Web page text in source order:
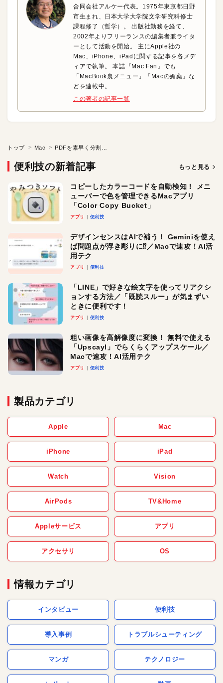
合同会社アルケー代表。1975年東京都日野
市生まれ、日本大学大学院文学研究科修士
課程修了（哲学）。 出版社勤務を経て、
2002年よりフリーランスの編集者兼ライタ
ーとして活動を開始。 主にApple社の
Mac、iPhone、iPadに関する記事を各メデ
ィアで執筆。 本誌『Mac Fan』でも
「MacBook裏メニュー」「Macの媚薬」な
どを連載中。
この著者の記事一覧
トップ Mac
便利技の新着記事 もっと見る
コピーしたカラーコードを自動検知！ メニ
ューバーで色を管理できるMacアプリ
「Color Copy Bucket」
アプリ 便利技
デザインセンスはAIで補う！ Geminiを使え
ば問題点が浮き彫りに⁉︎／Macで速攻！AI活
用テク
アプリ 便利技
「LINE」で好きな絵文字を使ってリアクシ
ョンする方法／「既読スルー」が気まずい
ときに便利です！
アプリ 便利技
粗い画像を高解像度に変換！ 無料で使える
「Upscayl」でらくらくアップスケール／
Macで速攻！AI活用テク
アプリ 便利技
製品カテゴリ
Apple Mac
iPhone iPad
Watch Vision
AirPods TV&Home
Appleサービス アプリ
アクセサリ OS
情報カテゴリ
インタビュー 便利技
導入事例 トラブルシューティング
マンガ テクノロジー